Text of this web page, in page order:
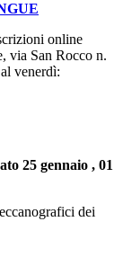
online
via San Rocco n.
venerdì:
25 gennaio , 01
dei